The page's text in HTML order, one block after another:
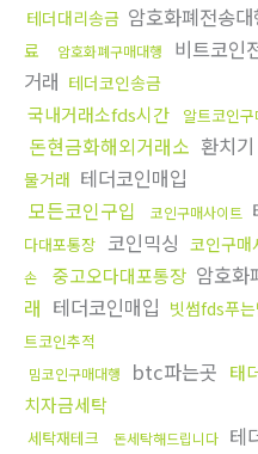
테더대리송금 암호화폐전송대
료
암호화폐구매대행 비트코인
거래 테더코인송금
국내거래소fds시간 알트코인구
돈현금화해외거래소 환치기
물거래 테더코인매입
모든코인구입
코인구매사이트
다대포통장 코인믹싱 코인구매
손
중고오다대포통장 암호화
래 테더코인매입 빗썸fds푸는
트코인추적
밈코인구매대행 btc파는곳 태
치자금세탁
세탁재테크 돈세탁해드립니다 테